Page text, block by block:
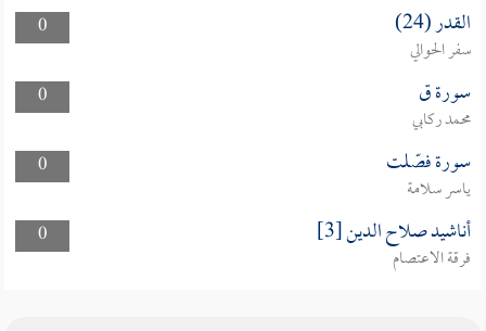
0
القدر (24)
سفر الحوالي
0
سورة ق
محمد ركابي
0
سورة فصّلت
ياسر سلامة
0
أناشيد صلاح الدين [3]
فرقة الاعتصام